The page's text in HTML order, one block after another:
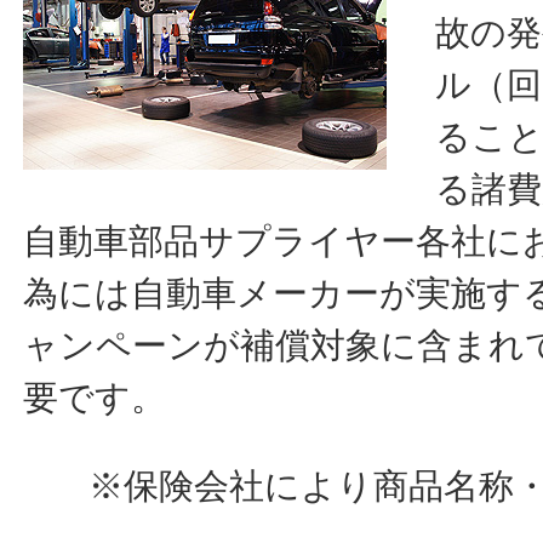
故の
ル（
るこ
る諸
自動車部品サプライヤー各社
為には自動車メーカーが実施す
ャンペーンが補償対象に含ま
要です。
※保険会社により商品名称